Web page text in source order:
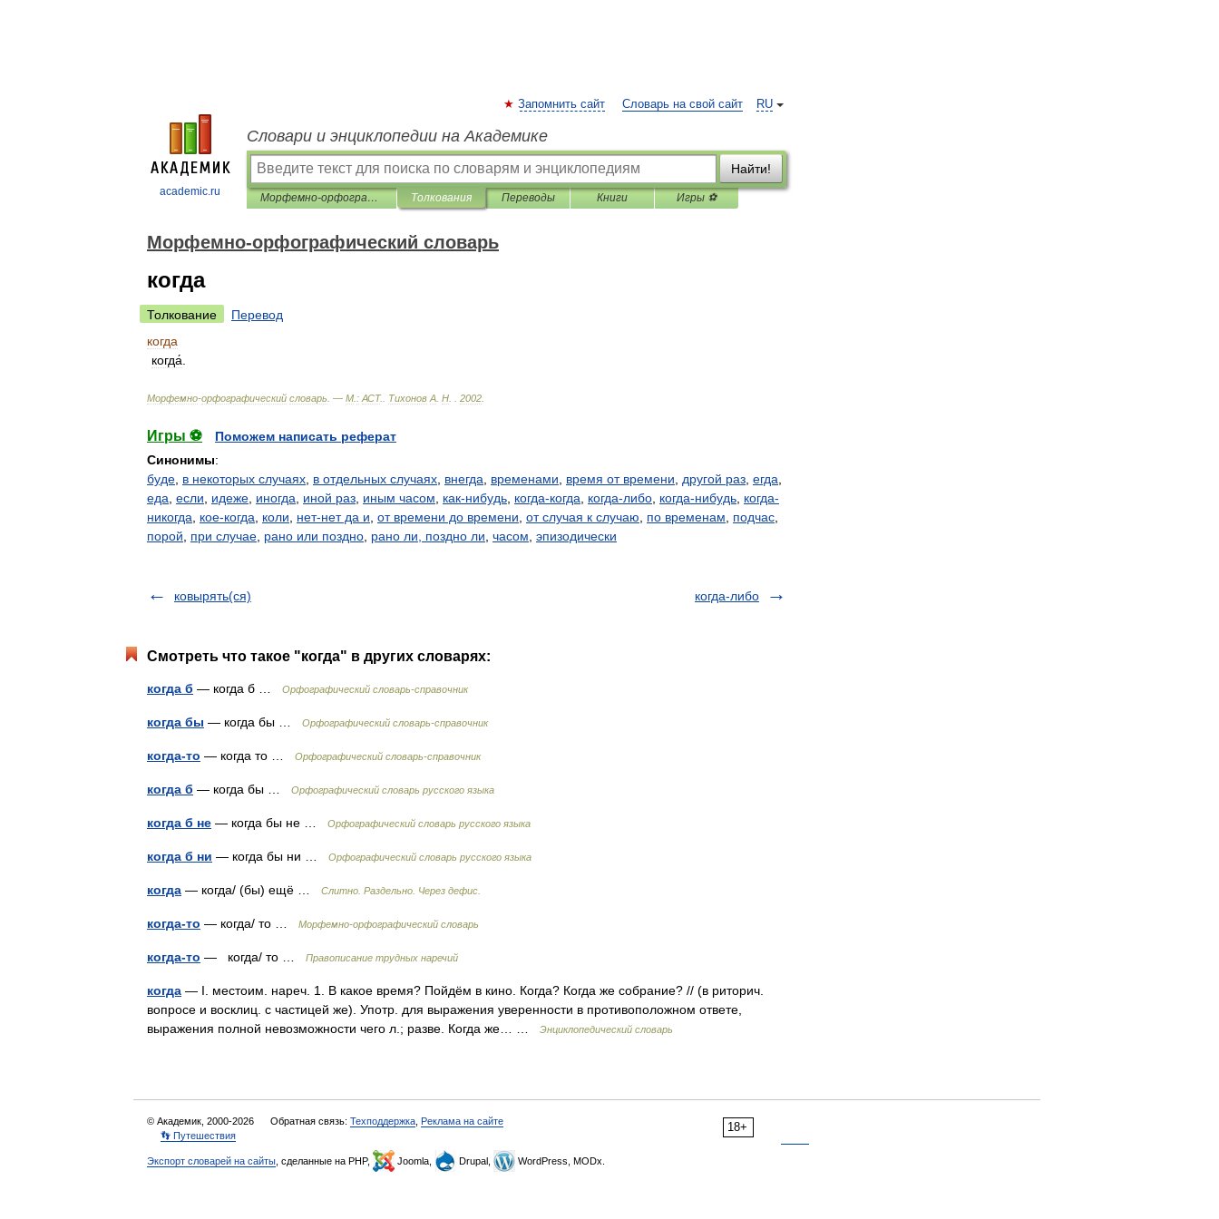
academic.ru
RU
Запомнить сайт Словарь на свой сайт
Словари и энциклопедии на Академике
Найти!
Морфемно-орфографический словарь Толкования Переводы Книги Игры ⚽
Морфемно-орфографический словарь
когда
Толкование
Перевод
когда
когда́
Морфемно-орфографический словарь . — М : АСТ. Тихонов А Н 2002
Игры ⚽
Поможем написать реферат
Синонимы:
буде в некоторых случаях в отдельных случаях внегда временами время от времени другой раз егда
еда если идеже иногда иной раз иным часом как-нибудь когда-когда когда-либо когда-нибудь когда-
никогда
кое-когда коли нет-нет да и от времени до времени от случая к случаю по временам подчас
порой
при случае рано или поздно рано ли, поздно ли часом эпизодически
ковырять(ся) когда-либо
Смотреть что такое "когда" в других словарях:
когда б — когда б … Орфографический словарь-справочник
когда бы — когда бы … Орфографический словарь-справочник
когда-то — когда то … Орфографический словарь-справочник
когда б — когда бы … Орфографический словарь русского языка
когда б не — когда бы не … Орфографический словарь русского языка
когда б ни — когда бы ни … Орфографический словарь русского языка
когда — когда/ (бы) ещё … Слитно. Раздельно. Через дефис.
когда-то — когда/ то … Морфемно-орфографический словарь
когда-то — когда/ то … Правописание трудных наречий
когда — I. местоим. нареч. 1. В какое время? Пойдём в кино. Когда? Когда же собрание? // (в риторич.
вопросе и восклиц. с частицей же). Употр. для выражения уверенности в противоположном ответе,
выражения полной невозможности чего л.; разве. Когда же… …
Энциклопедический словарь
18+
© Академик, 2000-2026 Обратная связь: Техподдержка Реклама на сайте
👣 Путешествия
Экспорт словарей на сайты , сделанные на PHP, Joomla, Drupal, WordPress, MODx.